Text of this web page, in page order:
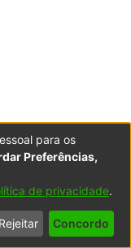
2026LYRASIS
Termos
de Uso
Contacte-
nos
para os
Preferências,
de privacidade.
Rejeitar Concordo